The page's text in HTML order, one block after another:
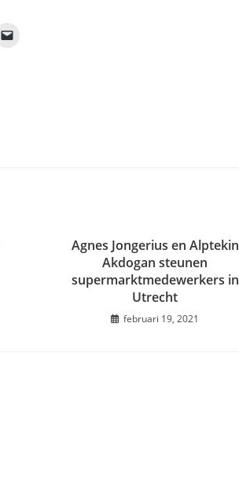
Agnes Jongerius en Alptekin
Akdogan steunen
supermarktmedewerkers in
Utrecht
februari 19, 2021